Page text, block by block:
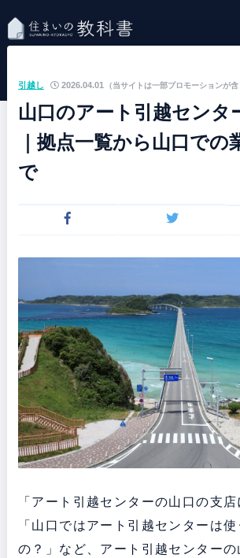
（当サイトは一部プロモーションが含
引越し 2026.04.01
山口のアート引越センタ
｜拠点一覧から山口での
で
「アート引越センターの山口の支店
「山口ではアート引越センターは
の？」など、アート引越センター